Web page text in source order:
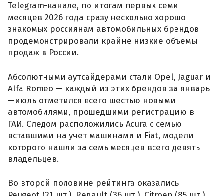
Telegram-канале, по итогам первых семи
месяцев 2026 года сразу несколько хорошо
знакомых россиянам автомобильных брендов
продемонстрировали крайне низкие объемы
продаж в России.
Абсолютными аутсайдерами стали Opel, Jaguar и
Alfa Romeo — каждый из этих брендов за январь
—июль отметился всего шестью новыми
автомобилями, прошедшими регистрацию в
ГАИ. Следом расположились Acura с семью
вставшими на учет машинами и Fiat, модели
которого нашли за семь месяцев всего девять
владельцев.
Во второй половине рейтинга оказались